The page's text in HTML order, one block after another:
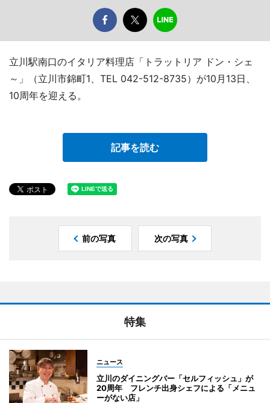
立川駅南口のイタリア料理店「トラットリア ドン・シェ
～」（立川市錦町1、TEL 042-512-8735）が10月13日、
10周年を迎える。
記事を読む
前の写真 次の写真
特集
ニュース
立川のダイニングバー「セルフィッシュ」が
20周年 フレンチ出身シェフによる「メニュ
ーがない店」